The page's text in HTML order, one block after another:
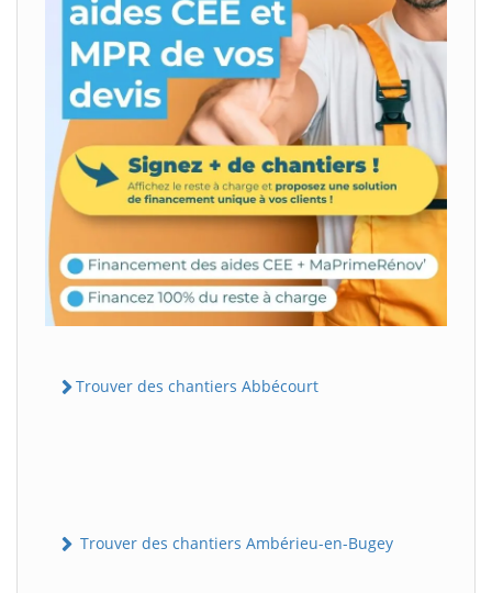
Trouver des chantiers Abbécourt
Trouver des chantiers Ambérieu-en-Bugey